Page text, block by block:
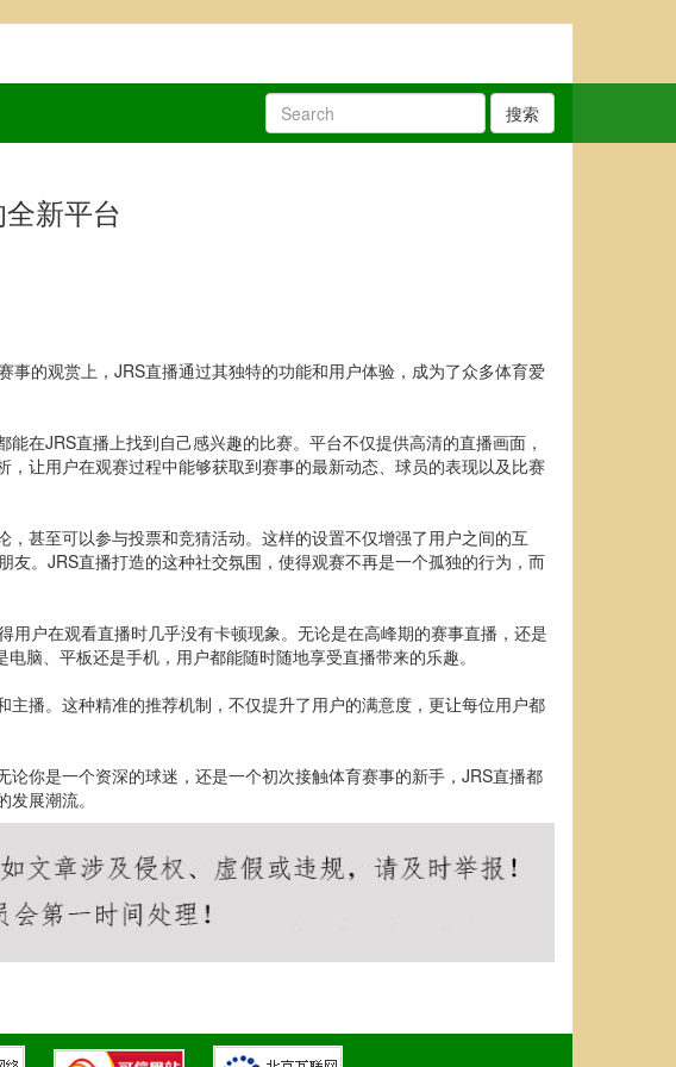
搜索
新平台
的观赏上，JRS直播通过其独特的功能和用户体验，成为了众多体育爱
在JRS直播上找到自己感兴趣的比赛。平台不仅提供高清的直播画面，
让用户在观赛过程中能够获取到赛事的最新动态、球员的表现以及比赛
甚至可以参与投票和竞猜活动。这样的设置不仅增强了用户之间的互
。JRS直播打造的这种社交氛围，使得观赛不再是一个孤独的行为，而
户在观看直播时几乎没有卡顿现象。无论是在高峰期的赛事直播，还是
脑、平板还是手机，用户都能随时随地享受直播带来的乐趣。
播。这种精准的推荐机制，不仅提升了用户的满意度，更让每位用户都
你是一个资深的球迷，还是一个初次接触体育赛事的新手，JRS直播都
展潮流。